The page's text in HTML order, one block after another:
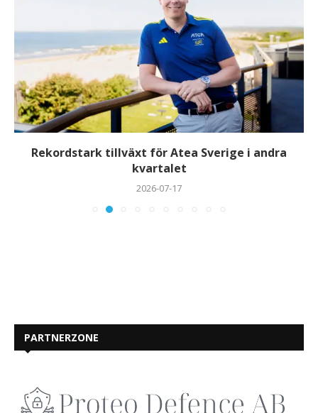
Rekordstark tillväxt för Atea Sverige i andra
kvartalet
2026-07-17
PARTNERZONE